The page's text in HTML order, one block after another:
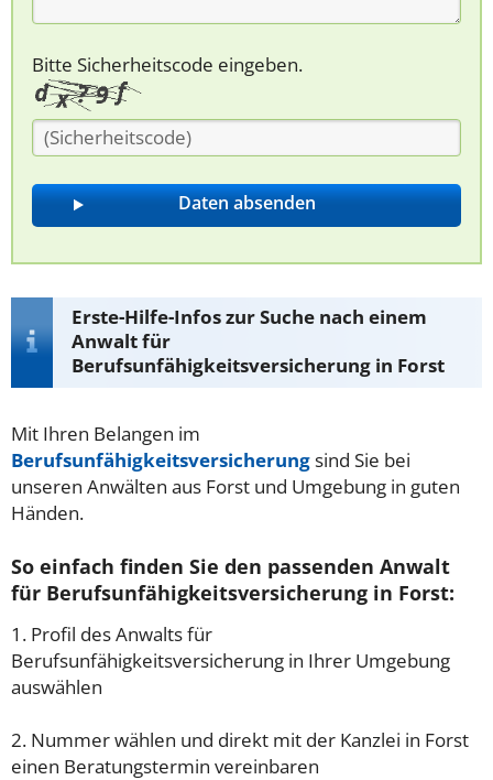
Bitte Sicherheitscode eingeben.
Erste-Hilfe-Infos zur Suche nach einem
Anwalt für
Berufsunfähigkeitsversicherung in Forst
Mit Ihren Belangen im
Berufsunfähigkeitsversicherungsind Sie bei
unseren Anwälten aus Forst und Umgebung in guten
Händen.
So einfach finden Sie den passenden Anwalt
für Berufsunfähigkeitsversicherung in Forst:
1. Profil des Anwalts für
Berufsunfähigkeitsversicherung in Ihrer Umgebung
auswählen
2. Nummer wählen und direkt mit der Kanzlei in Forst
einen Beratungstermin vereinbaren